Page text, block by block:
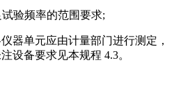
验频率的范围要求;
器单元应由计量部门进行测定，
设备要求见本规程 4.3。